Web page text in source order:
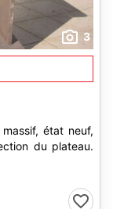
3
état neuf,
du plateau.